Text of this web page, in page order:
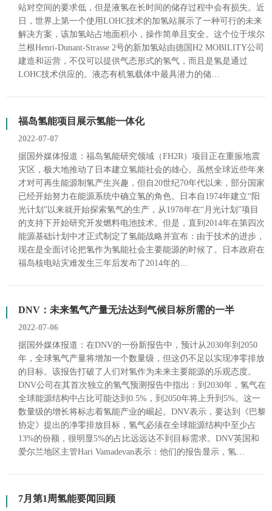
站对空间的要求低，但是液氢在长时间的储存过程中会有损失。近
日，世界上第一个使用LOHC技术的加氢站展示了一种可行的未来
解决方案，该加氢站占地面积小，操作简单且安全。这个位于埃尔
兰根Henri-Dunant-Strasse 2号的新加氢站由德国H2 MOBILITY公司
建造和运营，不仅可以提供气态形式的氢气，而且是氢是通过
LOHC技术供应的。液态有机氢载体中最具潜力的储…
福岛氢能项目展示氢能一体化
2022-07-07
据国外媒体报道：福岛氢能研究领域（FH2R）项目正在重振地震
灾区，极大地推动了日本建立氢能社会的雄心。虽然全球近些年来
才对可再生能源制氢产生兴趣，但自20世纪70年代以来，部分国家
已经开始努力在能源系统中确立氢的角色。日本自1974年建立“阳
光计划”以来就开始探索氢气的生产，从1978年在“月光计划”项目
的支持下开始研究开发燃料电池技术。但是，直到2014年在第四次
能源基础计划中才正式制定了氢能战略并宣布：由于技术的进步，
现在是全面讨论把氢作为氢能社会主要能源的时候了。日本政府在
福岛核电站灾难发生三年后发布了2014年的…
DNV：未来氢气产量无法达到气候目标所需的一半
2022-07-06
据国外媒体报道：在DNV的一份新报告中，预计从2030年到2050
年，全球氢气产量将增加一个数量级，但这仍不足以实现净零排放
的目标。该报告打破了人们对氢作为未来主要能源的乐观态度。
DNV公司在其首次独立的氢气预测报告中指出：到2030年，氢气在
全球能源结构中占比可能达到0.5%，到2050年将上升到5%。这一
数量级的增长将标志着氢能产业的崛起。DNV表示，要达到《巴黎
协定》提出的净零排放目标，氢气必须在全球能源结构中至少占
13%的份额，很明显5%的占比远远达不到目标需求。DNV英国和
爱尔兰地区主管Hari Vamadevan表示：他们的报告显示，氢…
7月第1周氢能要闻回顾